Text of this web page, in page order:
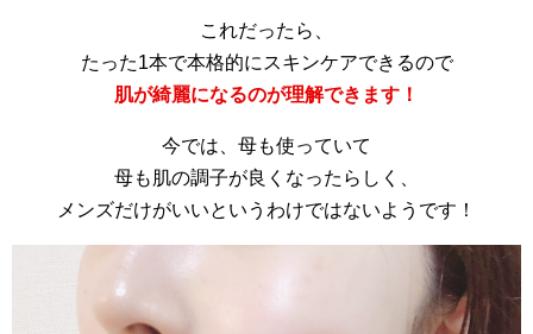
これだったら、
たった1本で本格的にスキンケアできるので
肌が綺麗になるのが理解できます！
今では、母も使っていて
母も肌の調子が良くなったらしく、
メンズだけがいいというわけではないようです！